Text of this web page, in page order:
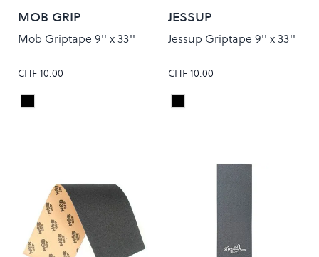
MOB GRIP
Mob Griptape 9'' x 33''
CHF 10.00
Colour
Black
JESSUP
Jessup Griptape 9'' x 33''
CHF 10.00
Colour
Black